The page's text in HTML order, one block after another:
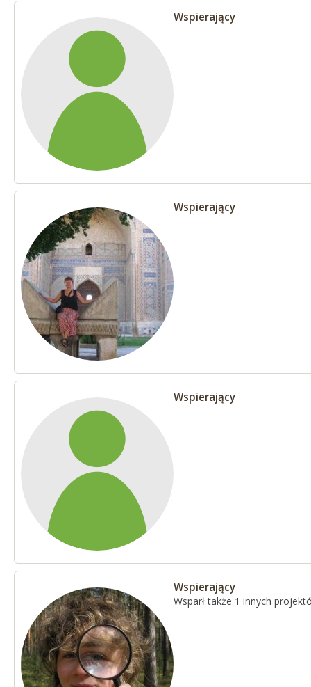
Wspierający
Wspierający
Wspierający
Wspierający
Wsparł także 1 innych